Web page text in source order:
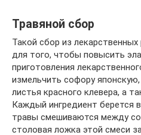
Травяной сбор
Такой сбор из лекарственных
для того, чтобы повысить
приготовления
измельчить софору
листья красного клевера, а
Каждый ингредиент берется
травы смешиваются между
столовая ложка этой смеси